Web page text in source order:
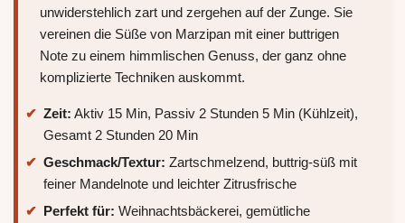
unwiderstehlich zart und zergehen auf der Zunge. Sie
vereinen die Süße von Marzipan mit einer buttrigen
Note zu einem himmlischen Genuss, der ganz ohne
komplizierte Techniken auskommt.
Zeit: Aktiv 15 Min, Passiv 2 Stunden 5 Min (Kühlzeit),
Gesamt 2 Stunden 20 Min
Geschmack/Textur: Zartschmelzend, buttrig-süß mit
feiner Mandelnote und leichter Zitrusfrische
Perfekt für: Weihnachtsbäckerei, gemütliche